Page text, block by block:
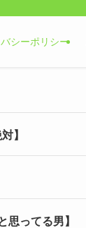
シーポリシー
】
ってる男】